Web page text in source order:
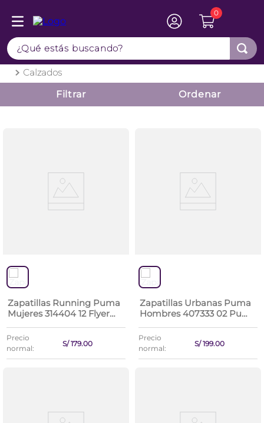
0
¿Qué estás buscando?
Calzados
Filtrar
Zapatillas Running Puma
Mujeres 314404 12 Flyer
Precio
normal:
S/ 179.00
Zapatillas Urbanas Puma
Hombres 407333 02 Puma
Precio
normal:
S/ 199.00
TÉRMINOS MÁS BUSCADOS
2. sandalias
3. zapatillas mujer
4. zapatillas
zapatillas hombre